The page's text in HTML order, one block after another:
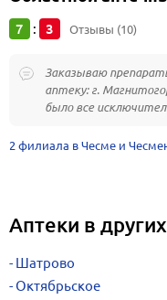
7 : 3 Отзывы (10)
Заказываю
аптеку: г.
было все
2 филиала в Чесме и
Аптеки в
Шатрово
Октябрьское